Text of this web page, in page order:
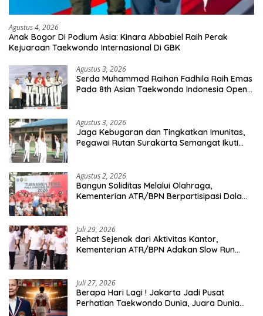
Agustus 4, 2026
Anak Bogor Di Podium Asia: Kinara Abbabiel Raih Perak
Kejuaraan Taekwondo Internasional Di GBK
Agustus 3, 2026
Serda Muhammad Raihan Fadhila Raih Emas
Pada 8th Asian Taekwondo Indonesia Open
Agustus 3, 2026
Jaga Kebugaran dan Tingkatkan Imunitas,
Pegawai Rutan Surakarta Semangat Ikuti
Agustus 2, 2026
Bangun Soliditas Melalui Olahraga,
Kementerian ATR/BPN Berpartisipasi Dalam
Juli 29, 2026
Rehat Sejenak dari Aktivitas Kantor,
Kementerian ATR/BPN Adakan Slow Run
Juli 27, 2026
Berapa Hari Lagi ! Jakarta Jadi Pusat
Perhatian Taekwondo Dunia, Juara Dunia